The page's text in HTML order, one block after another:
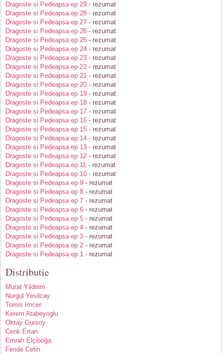
Dragoste si Pedeapsa ep 29 - rezumat
Dragoste si Pedeapsa ep 28 - rezumat
Dragoste si Pedeapsa ep 27 - rezumat
Dragoste si Pedeapsa ep 26 - rezumat
Dragoste si Pedeapsa ep 25 - rezumat
Dragoste si Pedeapsa ep 24 - rezumat
Dragoste si Pedeapsa ep 23 - rezumat
Dragoste si Pedeapsa ep 22 - rezumat
Dragoste si Pedeapsa ep 21 - rezumat
Dragoste si Pedeapsa ep 20 - rezumat
Dragoste si Pedeapsa ep 19 - rezumat
Dragoste si Pedeapsa ep 18 - rezumat
Dragoste si Pedeapsa ep 17 - rezumat
Dragoste si Pedeapsa ep 16 - rezumat
Dragoste si Pedeapsa ep 15 - rezumat
Dragoste si Pedeapsa ep 14 - rezumat
Dragoste si Pedeapsa ep 13 - rezumat
Dragoste si Pedeapsa ep 12 - rezumat
Dragoste si Pedeapsa ep 11 - rezumat
Dragoste si Pedeapsa ep 10 - rezumat
Dragoste si Pedeapsa ep 9 - rezumat
Dragoste si Pedeapsa ep 8 - rezumat
Dragoste si Pedeapsa ep 7 - rezumat
Dragoste si Pedeapsa ep 6 - rezumat
Dragoste si Pedeapsa ep 5 - rezumat
Dragoste si Pedeapsa ep 4 - rezumat
Dragoste si Pedeapsa ep 3 - rezumat
Dragoste si Pedeapsa ep 2 - rezumat
Dragoste si Pedeapsa ep 1 - rezumat
Distributie
Murat Yildirim
Nurgul Yesilcay
Tomis Imcer
Kerem Atabeyoglu
Oktay Gursoy
Cenk Ertan
Emrah Elçiboğa
Feride Cetin